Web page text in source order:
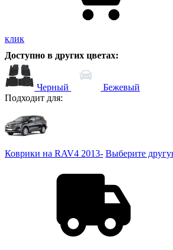
клик
Доступно в других цветах:
Черный
Бежевый
Подходит для:
Коврики на RAV4 2013- Выберите